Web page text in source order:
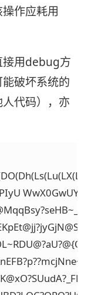
作应耗用
接用debug方
破坏系统的
代码），亦